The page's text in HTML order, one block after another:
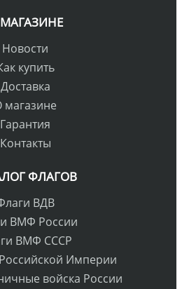
Новости
купить
Доставка
магазине
Гарантия
Контакты
ФЛАГОВ
ВДВ
ВМФ России
ВМФ СССР
Империи
войска России